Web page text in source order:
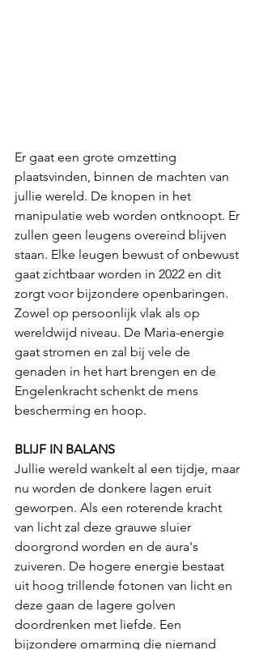
Er gaat een grote omzetting
plaatsvinden, binnen de machten van
jullie wereld. De knopen in het
manipulatie web worden ontknoopt. Er
zullen geen leugens overeind blijven
staan. Elke leugen bewust of onbewust
gaat zichtbaar worden in 2022 en dit
zorgt voor bijzondere openbaringen.
Zowel op persoonlijk vlak als op
wereldwijd niveau. De Maria-energie
gaat stromen en zal bij vele de
genaden in het hart brengen en de
Engelenkracht schenkt de mens
bescherming en hoop.
BLIJF IN BALANS
Jullie wereld wankelt al een tijdje, maar
nu worden de donkere lagen eruit
geworpen. Als een roterende kracht
van licht zal deze grauwe sluier
doorgrond worden en de aura's
zuiveren. De hogere energie bestaat
uit hoog trillende fotonen van licht en
deze gaan de lagere golven
doordrenken met liefde. Een
bijzondere omarming die niemand